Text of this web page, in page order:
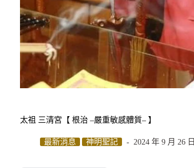
太祖 三清宮【 根治 –嚴重敏感體質– 】
最新消息 神明聖記 2024 年 9 月 26 日